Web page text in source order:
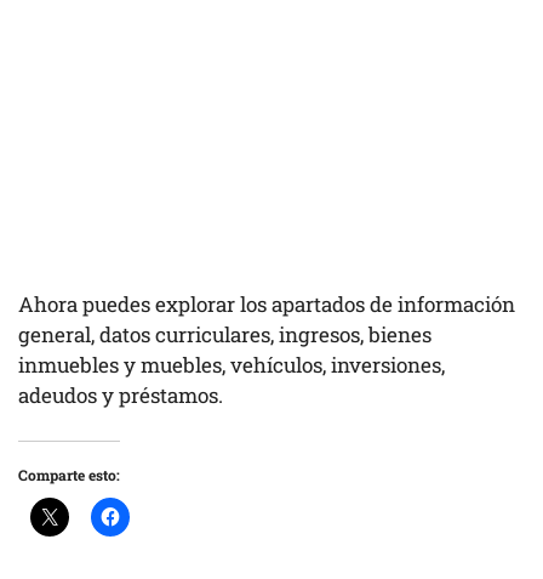
Ahora puedes explorar los apartados de información
general, datos curriculares, ingresos, bienes
inmuebles y muebles, vehículos, inversiones,
adeudos y préstamos.
Comparte esto: